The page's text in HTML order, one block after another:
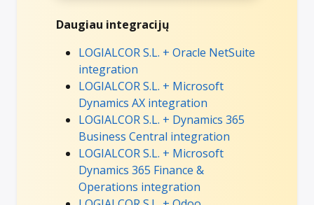
Daugiau integracijų
LOGIALCOR S.L. + Oracle NetSuite
integration
LOGIALCOR S.L. + Microsoft
Dynamics AX integration
LOGIALCOR S.L. + Dynamics 365
Business Central integration
LOGIALCOR S.L. + Microsoft
Dynamics 365 Finance &
Operations integration